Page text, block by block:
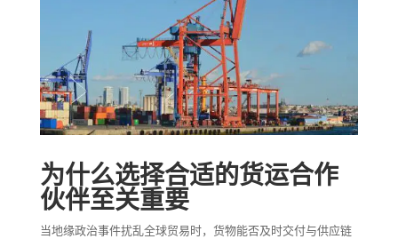
为什么选择合适的货运合作
伙伴至关重要
当地缘政治事件扰乱全球贸易时，货物能否及时交付与供应链